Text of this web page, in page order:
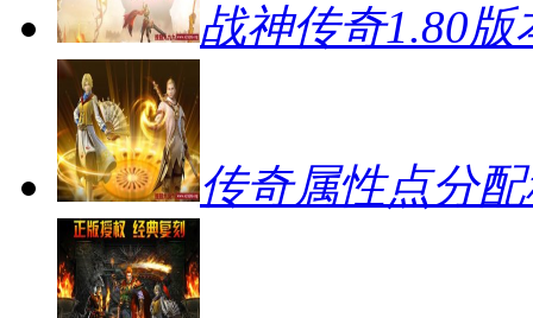
战神传奇1.80
传奇属性点分